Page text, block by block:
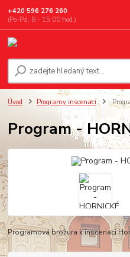
+420 596 276 260
(Po-Pá, 8 - 15.00 hod.)
Úvod Programy inscenací
Program -
Programová brožura k inscenaci